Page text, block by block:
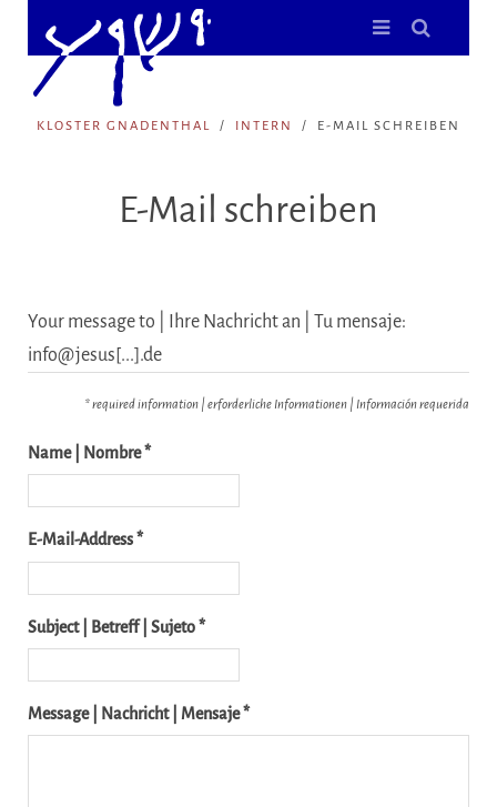
KLOSTER GNADENTHAL INTERN E-MAIL SCHREIBEN
E-Mail schreiben
Your message to | Ihre Nachricht an | Tu mensaje:
info@jesus[...].de
* required information | erforderliche Informationen | Información requerida
Name | Nombre *
E-Mail-Address *
Subject | Betreff | Sujeto *
Message | Nachricht | Mensaje *